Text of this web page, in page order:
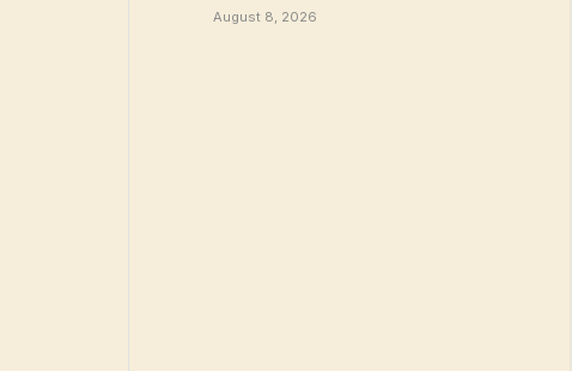
August 8, 2026